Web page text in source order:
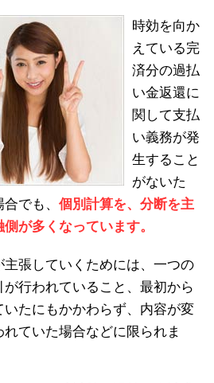
時効を向か
えている完
済分の過払
い金返還に
関して支払
い義務が発
生すること
がないた
でも、 個別計算を、分断を主
が多くなっています。
張していくためには、一つの
行われていること、最初から
たにもかかわらず、内容が変
ていた場合などに限られま